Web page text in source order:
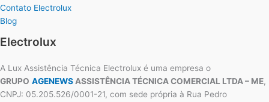
Contato Electrolux
Blog
Electrolux
A Lux Assistência Técnica Electrolux é uma empresa o
GRUPO AGENEWS ASSISTÊNCIA TÉCNICA COMERCIAL LTDA – ME,
CNPJ: 05.205.526/0001-21, com sede própria à Rua Pedro